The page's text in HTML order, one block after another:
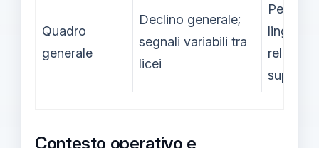
Quadro
generale
Declino generale;
segnali variabili tra
licei
superiori
Contesto operativo e